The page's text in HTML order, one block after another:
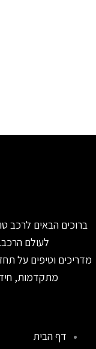
ברוכים הבאים לרכב
לעולם
מדריכים וטיפים על
מתקדמות,
דף הבית